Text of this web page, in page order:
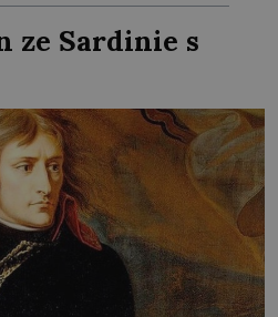
se svého díla ve
Mluvit do práce si
Hrdí Florenťané touží
ze Sardinie s